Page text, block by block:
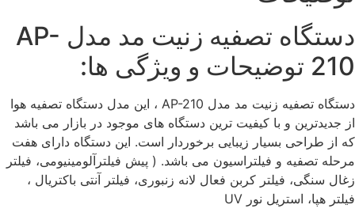
دستگاه تصفیه زنیت مد مدل AP-
210 توضیحات و ویژگی ها:
دستگاه تصفیه زنیت مد مدل AP-210 ، این مدل دستگاه تصفیه هوا
از جدیدترین و با کیفیت ترین دستگاه های موجود در بازار می باشد
که از طراحی بسیار زیبایی برخوردار است. این دستگاه دارای هفت
مرحله تصفیه و فیلتراسیون می باشد. ( پیش فیلترآلومینیومی، فیلتر
زغال سنگی، فیلتر کربن فعال لانه زنبوری، فیلتر آنتی باکتریال ،
فیلتر هپا، استریل نور UV